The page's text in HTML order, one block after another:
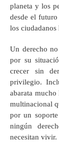
planeta y los
desde el
los ciudadanos
Un derecho
por su
crecer sin
privilegio.
abarata
multinacional
por un
ningún
necesitan vivir.